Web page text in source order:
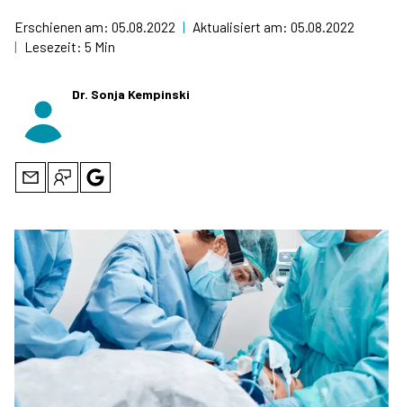
Erschienen am: 05.08.2022 | Aktualisiert am: 05.08.2022
| Lesezeit: 5 Min
Dr. Sonja Kempinski